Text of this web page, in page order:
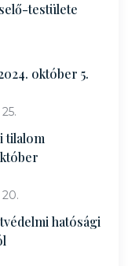
testülete
október 5.
tilalom
hatósági